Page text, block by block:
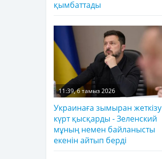
қымбаттады
11:39, 6 тамыз 2026
Украинаға зымыран жеткізу
күрт қысқарды - Зеленский
мұның немен байланысты
екенін айтып берді